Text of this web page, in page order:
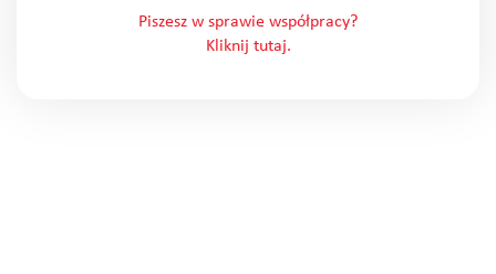
Piszesz w sprawie współpracy?
Kliknij tutaj.